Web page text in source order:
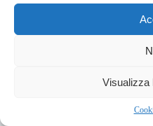
Visualizza
Address:
VIA USODIMARE
redazione@bullet-
bullet-network.com
Bullet - Dynamic Solutions